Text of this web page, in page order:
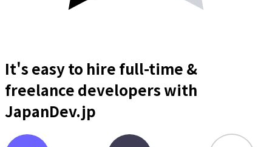
It's easy to hire full-time &
freelance developerswith
JapanDev.jp